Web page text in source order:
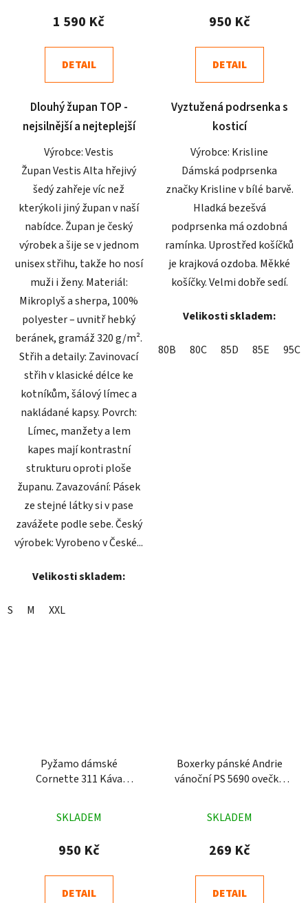
produktu
4,5
z
hvězdiček.
1 590 Kč
DETAIL
Dlouhý župan TOP -
nejsilnější a nejteplejší
Výrobce: Vestis
Župan Vestis Alta hřejivý
šedý zahřeje víc než
kterýkoli jiný župan v naší
nabídce. Župan je český
výrobek a šije se v jednom
unisex střihu, takže ho nosí
muži i ženy. Materiál:
Mikroplyš a sherpa, 100%
polyester – uvnitř hebký
beránek, gramáž 320 g/m².
Střih a detaily: Zavinovací
střih v klasické délce ke
kotníkům, šálový límec a
nakládané kapsy. Povrch:
Límec, manžety a lem
kapes mají kontrastní
strukturu oproti ploše
županu. Zavazování: Pásek
ze stejné látky si v pase
zavážete podle sebe. Český
výrobek: Vyrobeno v České...
Velikosti skladem:
S M XXL
produktu
4,8
z
hvězdiček.
950 Kč
DETAIL
Vyztužená podrsenka s
kosticí
Výrobce: Krisline
Dámská podprsenka
značky Krisline v bílé barvě.
Hladká bezešvá
podprsenka má ozdobná
ramínka. Uprostřed košíčků
je krajková ozdoba. Měkké
košíčky. Velmi dobře sedí.
Velikosti skladem:
80B 80C 85D 85E 95C
Pyžamo dámské
Cornette 311 Káva
hodnocení
produktu
4,9
z
SKLADEM
950 Kč
DETAIL
Boxerky pánské Andrie
vánoční PS 5690 ovečka
hodnocení
produktu
4,8
z
SKLADEM
269 Kč
DETAIL